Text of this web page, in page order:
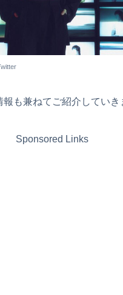
も兼ねてご紹介していき
Sponsored Links